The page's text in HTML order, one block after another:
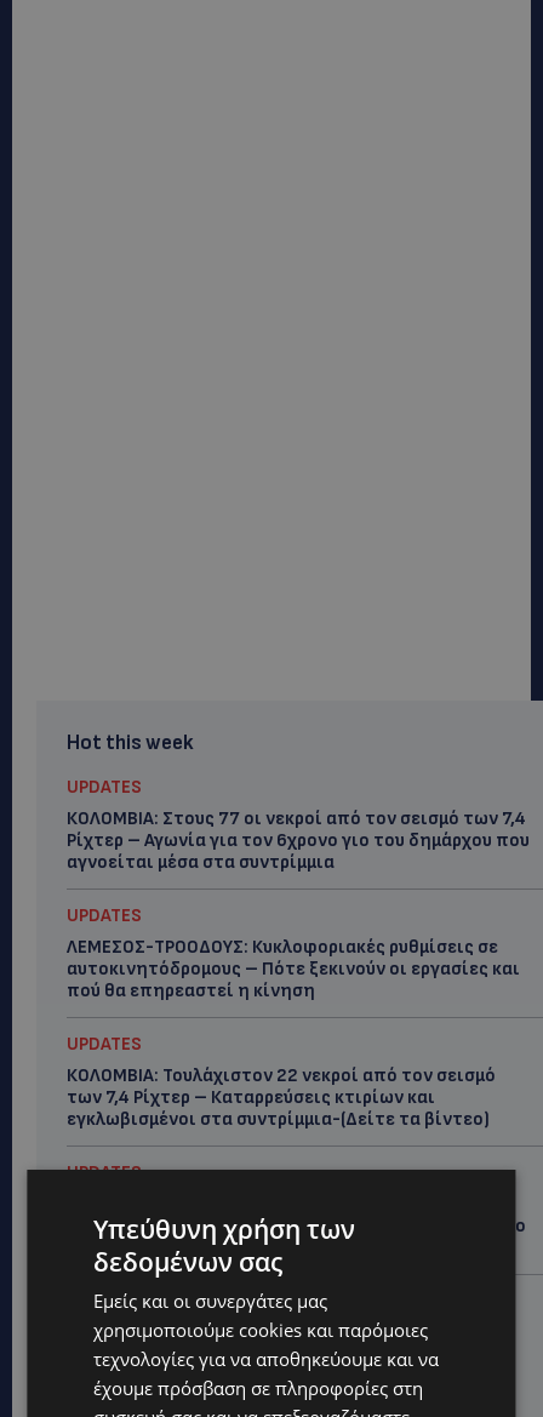
Hot this week
UPDATES
ΚΟΛΟΜΒΙΑ: Στους 77 οι νεκροί από τον σεισμό των 7,4
Ρίχτερ – Αγωνία για τον 6χρονο γιο του δημάρχου που
αγνοείται μέσα στα συντρίμμια
UPDATES
ΛΕΜΕΣΟΣ-ΤΡΟΟΔΟΥΣ: Κυκλοφοριακές ρυθμίσεις σε
αυτοκινητόδρομους – Πότε ξεκινούν οι εργασίες και
πού θα επηρεαστεί η κίνηση
UPDATES
ΚΟΛΟΜΒΙΑ: Τουλάχιστον 22 νεκροί από τον σεισμό
των 7,4 Ρίχτερ – Καταρρεύσεις κτιρίων και
εγκλωβισμένοι στα συντρίμμια-(Δείτε τα βίντεο)
UPDATES
επένδυση άνω των €100 εκατ. – Ποιος βρίσκεται στο
τιμόνι του μεγάλου project-ΑΠΟΚΛΕΙΣΤΙΚΟ
UPDATES
«ΣΕΙΡΗΝΕΣ»: Έπεσαν στη θάλασσα για έναν σκοπό –
120 γυναίκες κολύμπησαν στον Πρωταρά για την
Αροδαφνούσα-(Φώτο)
Υπεύθυνη χρήση των
δεδομένων σας
Εμείς και οι συνεργάτες μας
χρησιμοποιούμε cookies και παρόμοιες
τεχνολογίες για να αποθηκεύουμε και να
έχουμε πρόσβαση σε πληροφορίες στη